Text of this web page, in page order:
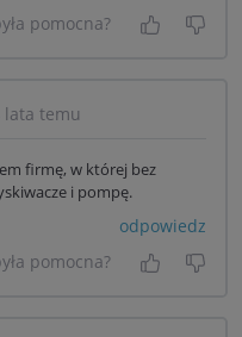
pomocna?
Tak, była
Nie
lata temu
firmę, w której bez
i pompę.
odpowiedz
pomocna?
Tak, była
Nie